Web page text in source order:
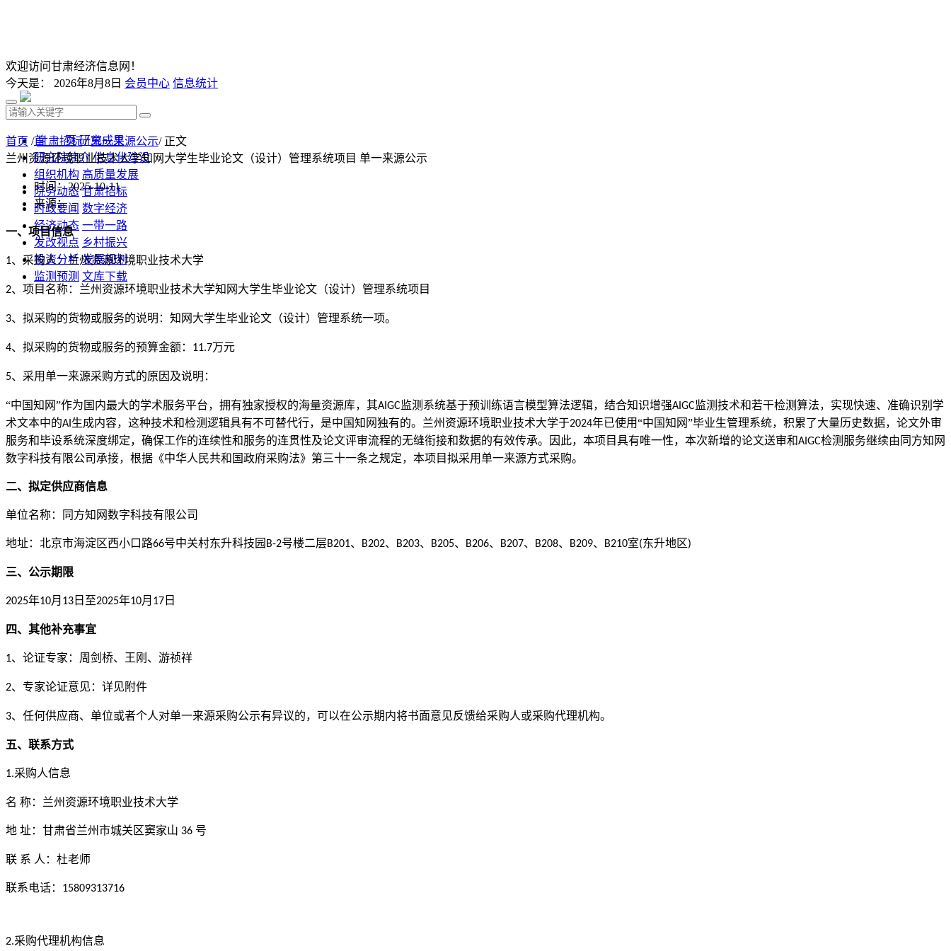
欢迎访问甘肃经济信息网！
今天是： 2026年8月8日 会员中心 信息统计
首 页 研究成果
研究院简介 信息化建设
组织机构 高质量发展
院务动态 甘肃招标
时政要闻 数字经济
经济动态 一带一路
发改视点 乡村振兴
投资分析 发展规划
监测预测 文库下载
首页 /甘肃招标/单一来源公示/ 正文
兰州资源环境职业技术大学知网大学生毕业论文（设计）管理系统项目 单一来源公示
时间：2025-10-11
来源：
一、项目信息
1、采购人：兰州资源环境职业技术大学
2、项目名称： 兰州资源环境职业技术大学知网大学生毕业论文（设计）管理系统项目
3、拟采购的货物或服务的说明： 知网大学生毕业论文（设计）管理系统一项。
4、拟采购的货物或服务的预算金额： 11.7万元
5、采用单一来源采购方式的原因及说明：
“中国知网”作为国内最大的学术服务平台，拥有独家授权的海量资源库，其AIGC监测系统基于预训练语言模型算法逻辑，结合知识增强AIGC监测技术和若干检测算法，实现快速、准确识别学
术文本中的AI 生成内容，这种技术和检测逻辑具有不可替代行，是中国知网独有的。兰州资源环境职业技术大学于2024年已使用“中国知网”毕业生管理系统，积累了大量历史数据，论文外审
服务和毕设系统深度绑定，确保工作的连续性和服务的连贯性及论文评审流程的无缝衔接和数据的有效传承。因此，本项目具有唯一性， 本次新增的论文送审和AIGC检测服务继续由同方知网
数字科技有限公司承接， 根据《中华人民共和国政府采购法》第三十一条之规定，本项目拟采用单一来源方式采购。
二、拟定供应商信息
单位名称： 同方知网数字科技有限公司
地址：北京市海淀区西小口路66号中关村东升科技园 B-2号楼二层B201、 B202、 B203、 B205、 B206、 B207、 B208、 B209、 B210室(东升地区)
三、公示期限
2025年10月 13 日至2025年10月 17 日
四、其他补充事宜
1、论证专家： 周剑桥、王刚、游祯祥
2、专家论证意见：详见附件
3、任何供应商、单位或者个人对单一来源采购公示有异议的，可以在公示期内将书面意见反馈给采购人或采购代理机构。
五、联系方式
1.采购人信息
名 称： 兰州资源环境职业技术大学
地 址：甘肃省兰州市城关区窦家山 36 号
联 系 人：杜老师
联系电话： 15809313716
2.采购代理机构信息